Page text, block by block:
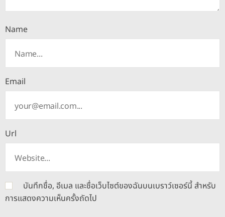
Name
Email
Url
บันทึกชื่อ, อีเมล และชื่อเว็บไซต์ของฉันบนเบราว์เซอร์นี้ สำหรับ
การแสดงความเห็นครั้งถัดไป